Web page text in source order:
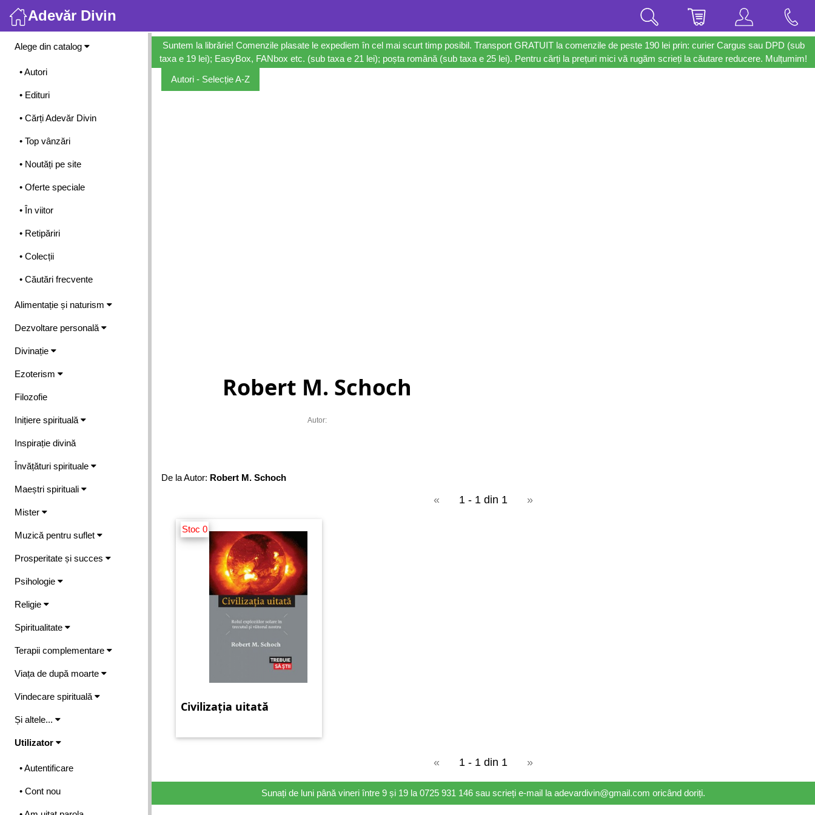
Adevăr Divin
Meniu
Alege din catalog
• Autori
• Edituri
• Cărți Adevăr Divin
• Top vânzări
• Noutăți pe site
• Oferte speciale
• În viitor
• Retipăriri
• Colecții
• Căutări frecvente
Alimentație și naturism
Dezvoltare personală
Divinație
Ezoterism
Filozofie
Inițiere spirituală
Inspirație divină
Învățături spirituale
Maeștri spirituali
Mister
Muzică pentru suflet
Prosperitate și succes
Psihologie
Religie
Spiritualitate
Terapii complementare
Viața de după moarte
Vindecare spirituală
Și altele...
Utilizator
• Autentificare
• Cont nou
Suntem la librărie! Comenzile plasate le expediem în cel mai scurt timp posibil. Transport GRATUIT la comenzile de peste 190 lei prin: curier Cargus sau DPD (sub
taxa e 19 lei); EasyBox, FANbox etc. (sub taxa e 21 lei); poșta română (sub taxa e 25 lei). Pentru cărți la prețuri mici vă rugăm scrieți la căutare reducere. Mulțumim!
Autori - Selecție A-Z
Robert M. Schoch
Autor:
De la Autor: Robert M. Schoch
« 1 - 1 din 1 »
Stoc 0
Civilizația uitată
« 1 - 1 din 1 »
Sunați de luni până vineri între 9 și 19 la 0725 931 146 sau scrieți e-mail la adevardivin@gmail.com oricând doriți.